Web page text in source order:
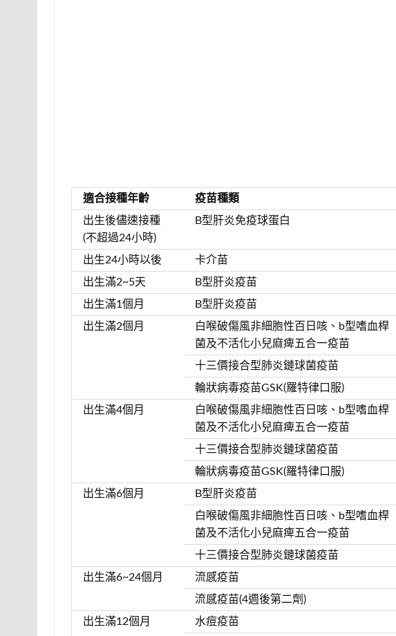
適合接種年齡
疫苗種類
出生後儘速接種
(不超過24小時)
B型肝炎免疫球蛋白
出生24小時以後 卡介苗
出生滿2~5天
B型肝炎疫苗
出生滿1個月
B型肝炎疫苗
出生滿2個月
白喉破傷風非細胞性百日咳、b型嗜血桿
菌及不活化小兒麻痺五合一疫苗
十三價接合型肺炎鏈球菌疫苗
輪狀病毒疫苗GSK(羅特律口服)
出生滿4個月
白喉破傷風非細胞性百日咳、b型嗜血桿
菌及不活化小兒麻痺五合一疫苗
十三價接合型肺炎鏈球菌疫苗
輪狀病毒疫苗GSK(羅特律口服)
出生滿6個月
B型肝炎疫苗
白喉破傷風非細胞性百日咳、b型嗜血桿
菌及不活化小兒麻痺五合一疫苗
十三價接合型肺炎鏈球菌疫苗
出生滿6~24個月
流感疫苗
流感疫苗(4週後第二劑)
出生滿12個月
水痘疫苗